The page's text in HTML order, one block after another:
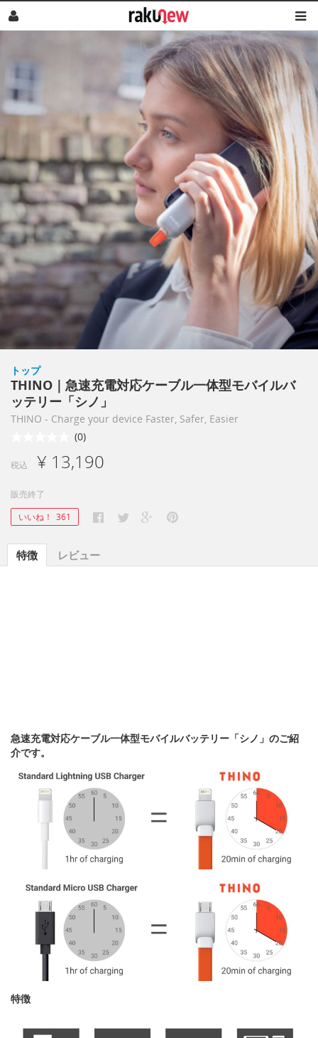
トップ
THINO｜急速充電対応ケーブル一体型モバイルバ
ッテリー「シノ」
THINO - Charge your device Faster, Safer, Easier
(0)
税込 ¥ 13,190
販売終了
いいね！ 361
特徴 レビュー
急速充電対応ケーブル一体型モバイルバッテリー「シノ」のご紹
介です。
特徴